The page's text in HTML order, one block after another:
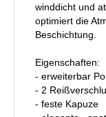
winddicht und
optimiert die
Beschichtung.
Eigenschaften:
- erweiterbar
- 2
- feste Kapuze